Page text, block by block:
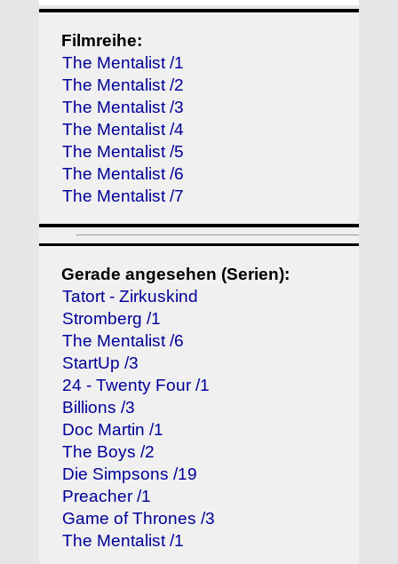
Filmreihe:
The Mentalist /1
The Mentalist /2
The Mentalist /3
The Mentalist /4
The Mentalist /5
The Mentalist /6
The Mentalist /7
Gerade angesehen (Serien):
Tatort - Zirkuskind
Stromberg /1
The Mentalist /6
StartUp /3
24 - Twenty Four /1
Billions /3
Doc Martin /1
The Boys /2
Die Simpsons /19
Preacher /1
Game of Thrones /3
The Mentalist /1